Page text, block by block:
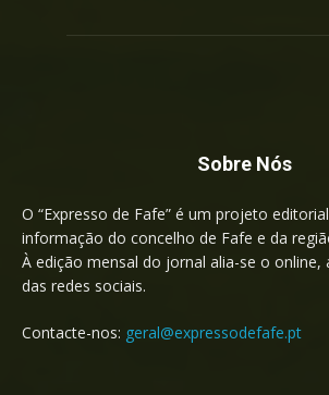
Sobre Nós
O “Expresso de Fafe” é um projeto
informação do concelho de Fafe e da
À edição mensal do jornal alia-se o online,
das redes sociais.
Contacte-nos: geral@expressodefafe.pt